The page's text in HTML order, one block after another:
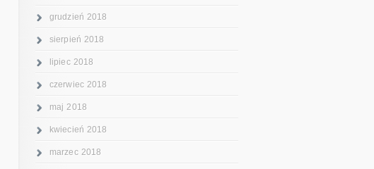
grudzień 2018
sierpień 2018
lipiec 2018
czerwiec 2018
maj 2018
kwiecień 2018
marzec 2018